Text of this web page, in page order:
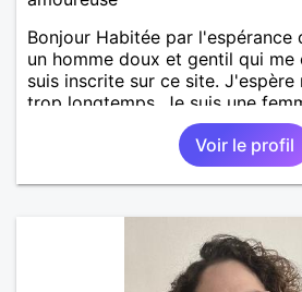
Bonjour Habitée par l'espérance
un homme doux et gentil qui me
suis inscrite sur ce site. J'espère
trop longtemps. Je suis une
droite, franche, généreuse, très
j'adore les diners en amoureux
cinéma, les promenades, la mer,
jolies choses en général.
Voir le profil